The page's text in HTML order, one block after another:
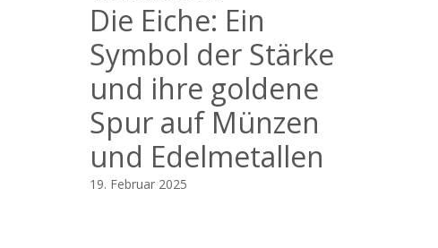
Die Eiche: Ein
Symbol der Stärke
und ihre goldene
Spur auf Münzen
und Edelmetallen
19. Februar 2025